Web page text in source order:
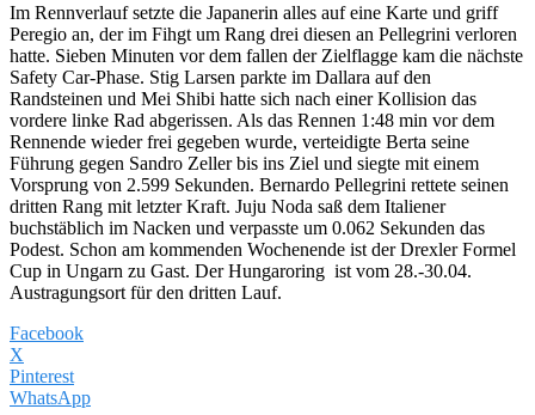
Im Rennverlauf setzte die Japanerin alles auf eine Karte und griff
Peregio an, der im Fihgt um Rang drei diesen an Pellegrini verloren
hatte. Sieben Minuten vor dem fallen der Zielflagge kam die nächste
Safety Car-Phase. Stig Larsen parkte im Dallara auf den
Randsteinen und Mei Shibi hatte sich nach einer Kollision das
vordere linke Rad abgerissen. Als das Rennen 1:48 min vor dem
Rennende wieder frei gegeben wurde, verteidigte Berta seine
Führung gegen Sandro Zeller bis ins Ziel und siegte mit einem
Vorsprung von 2.599 Sekunden. Bernardo Pellegrini rettete seinen
dritten Rang mit letzter Kraft. Juju Noda saß dem Italiener
buchstäblich im Nacken und verpasste um 0.062 Sekunden das
Podest. Schon am kommenden Wochenende ist der Drexler Formel
Cup in Ungarn zu Gast. Der Hungaroring ist vom 28.-30.04.
Austragungsort für den dritten Lauf.
Facebook
X
Pinterest
WhatsApp